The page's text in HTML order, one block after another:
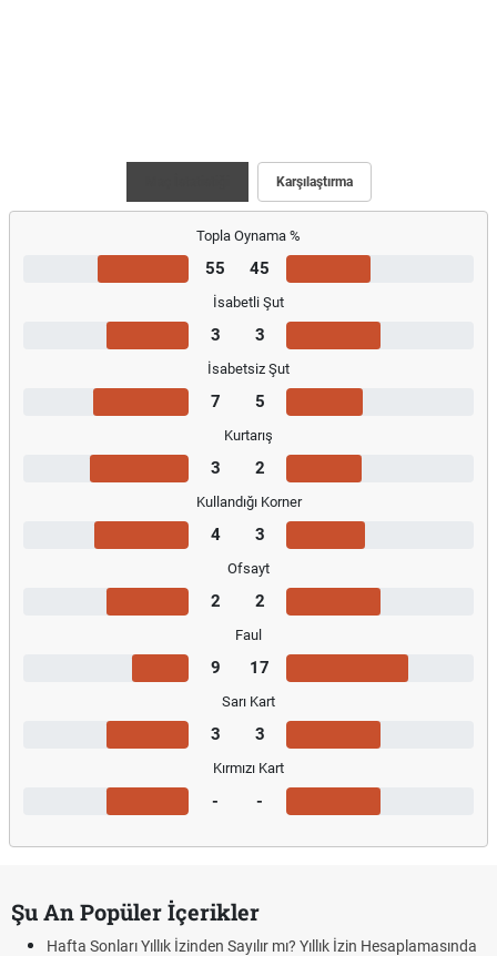
Karşılaştırma
Topla Oynama %
55 45
İsabetli Şut
3 3
İsabetsiz Şut
7 5
Kurtarış
3 2
Kullandığı Korner
4 3
Ofsayt
2 2
Faul
9 17
Sarı Kart
3 3
Kırmızı Kart
- -
Şu An Popüler İçerikler
Hafta Sonları Yıllık İzinden Sayılır mı? Yıllık İzin Hesaplamasında